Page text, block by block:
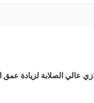
عالي الصلابة لزيادة عمق